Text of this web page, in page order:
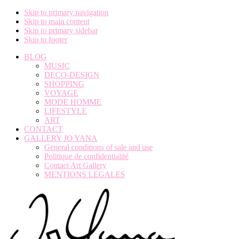
Skip to primary navigation
Skip to main content
Skip to primary sidebar
Skip to footer
BLOG
MUSIC
DECO-DESIGN
SHOPPING
VOYAGE
MODE HOMME
LIFESTYLE
ART
CONTACT
GALLERY JO YANA
General conditions of sale and use
Politique de confidentialité
Contact Art Gallery
MENTIONS LEGALES